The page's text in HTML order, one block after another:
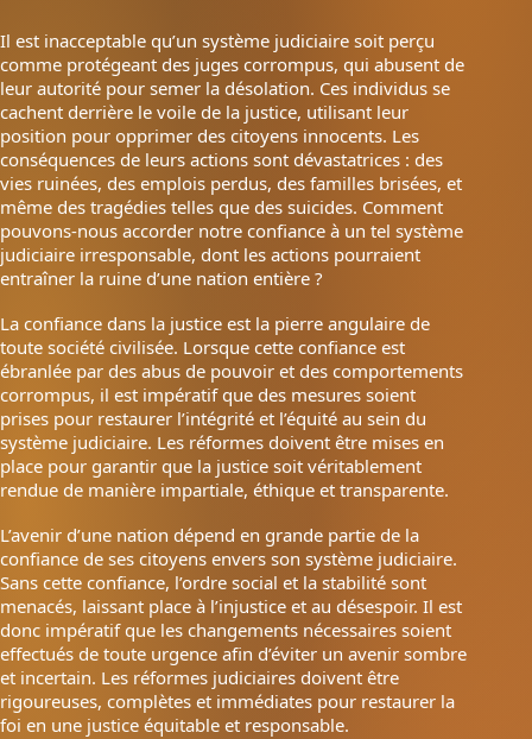
Il est inacceptable qu’un système judiciaire soit perçu
comme protégeant des juges corrompus, qui abusent de
leur autorité pour semer la désolation. Ces individus se
cachent derrière le voile de la justice, utilisant leur
position pour opprimer des citoyens innocents. Les
conséquences de leurs actions sont dévastatrices : des
vies ruinées, des emplois perdus, des familles brisées, et
même des tragédies telles que des suicides. Comment
pouvons-nous accorder notre confiance à un tel système
judiciaire irresponsable, dont les actions pourraient
entraîner la ruine d’une nation entière ?
La confiance dans la justice est la pierre angulaire de
toute société civilisée. Lorsque cette confiance est
ébranlée par des abus de pouvoir et des comportements
corrompus, il est impératif que des mesures soient
prises pour restaurer l’intégrité et l’équité au sein du
système judiciaire. Les réformes doivent être mises en
place pour garantir que la justice soit véritablement
rendue de manière impartiale, éthique et transparente.
L’avenir d’une nation dépend en grande partie de la
confiance de ses citoyens envers son système judiciaire.
Sans cette confiance, l’ordre social et la stabilité sont
menacés, laissant place à l’injustice et au désespoir. Il est
donc impératif que les changements nécessaires soient
effectués de toute urgence afin d’éviter un avenir sombre
et incertain. Les réformes judiciaires doivent être
rigoureuses, complètes et immédiates pour restaurer la
foi en une justice équitable et responsable.